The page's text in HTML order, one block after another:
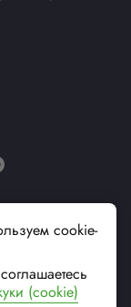
cookie-
(cookie)